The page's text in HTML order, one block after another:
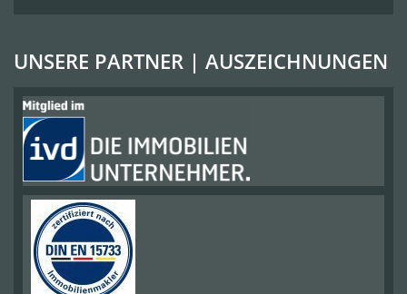
UNSERE PARTNER | AUSZEICHNUNGEN